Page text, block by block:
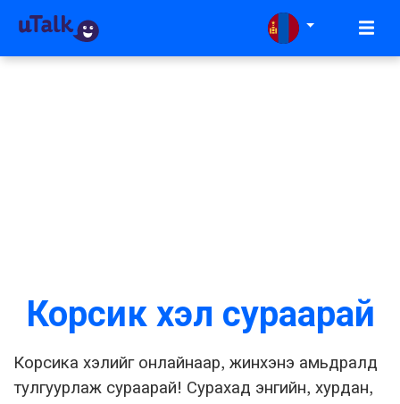
Корсик хэл сураарай
Корсика хэлийг онлайнаар, жинхэнэ амьдралд
тулгуурлаж сураарай! Сурахад энгийн, хурдан,